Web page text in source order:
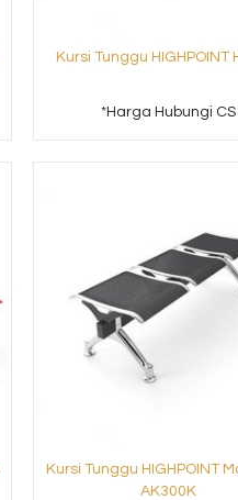
Kursi Tunggu HIGHPOINT
*Harga Hubungi CS
Kursi Tunggu HIGHPOINT
AK300K
Sofa Kantor
*Harga Hubungi CS